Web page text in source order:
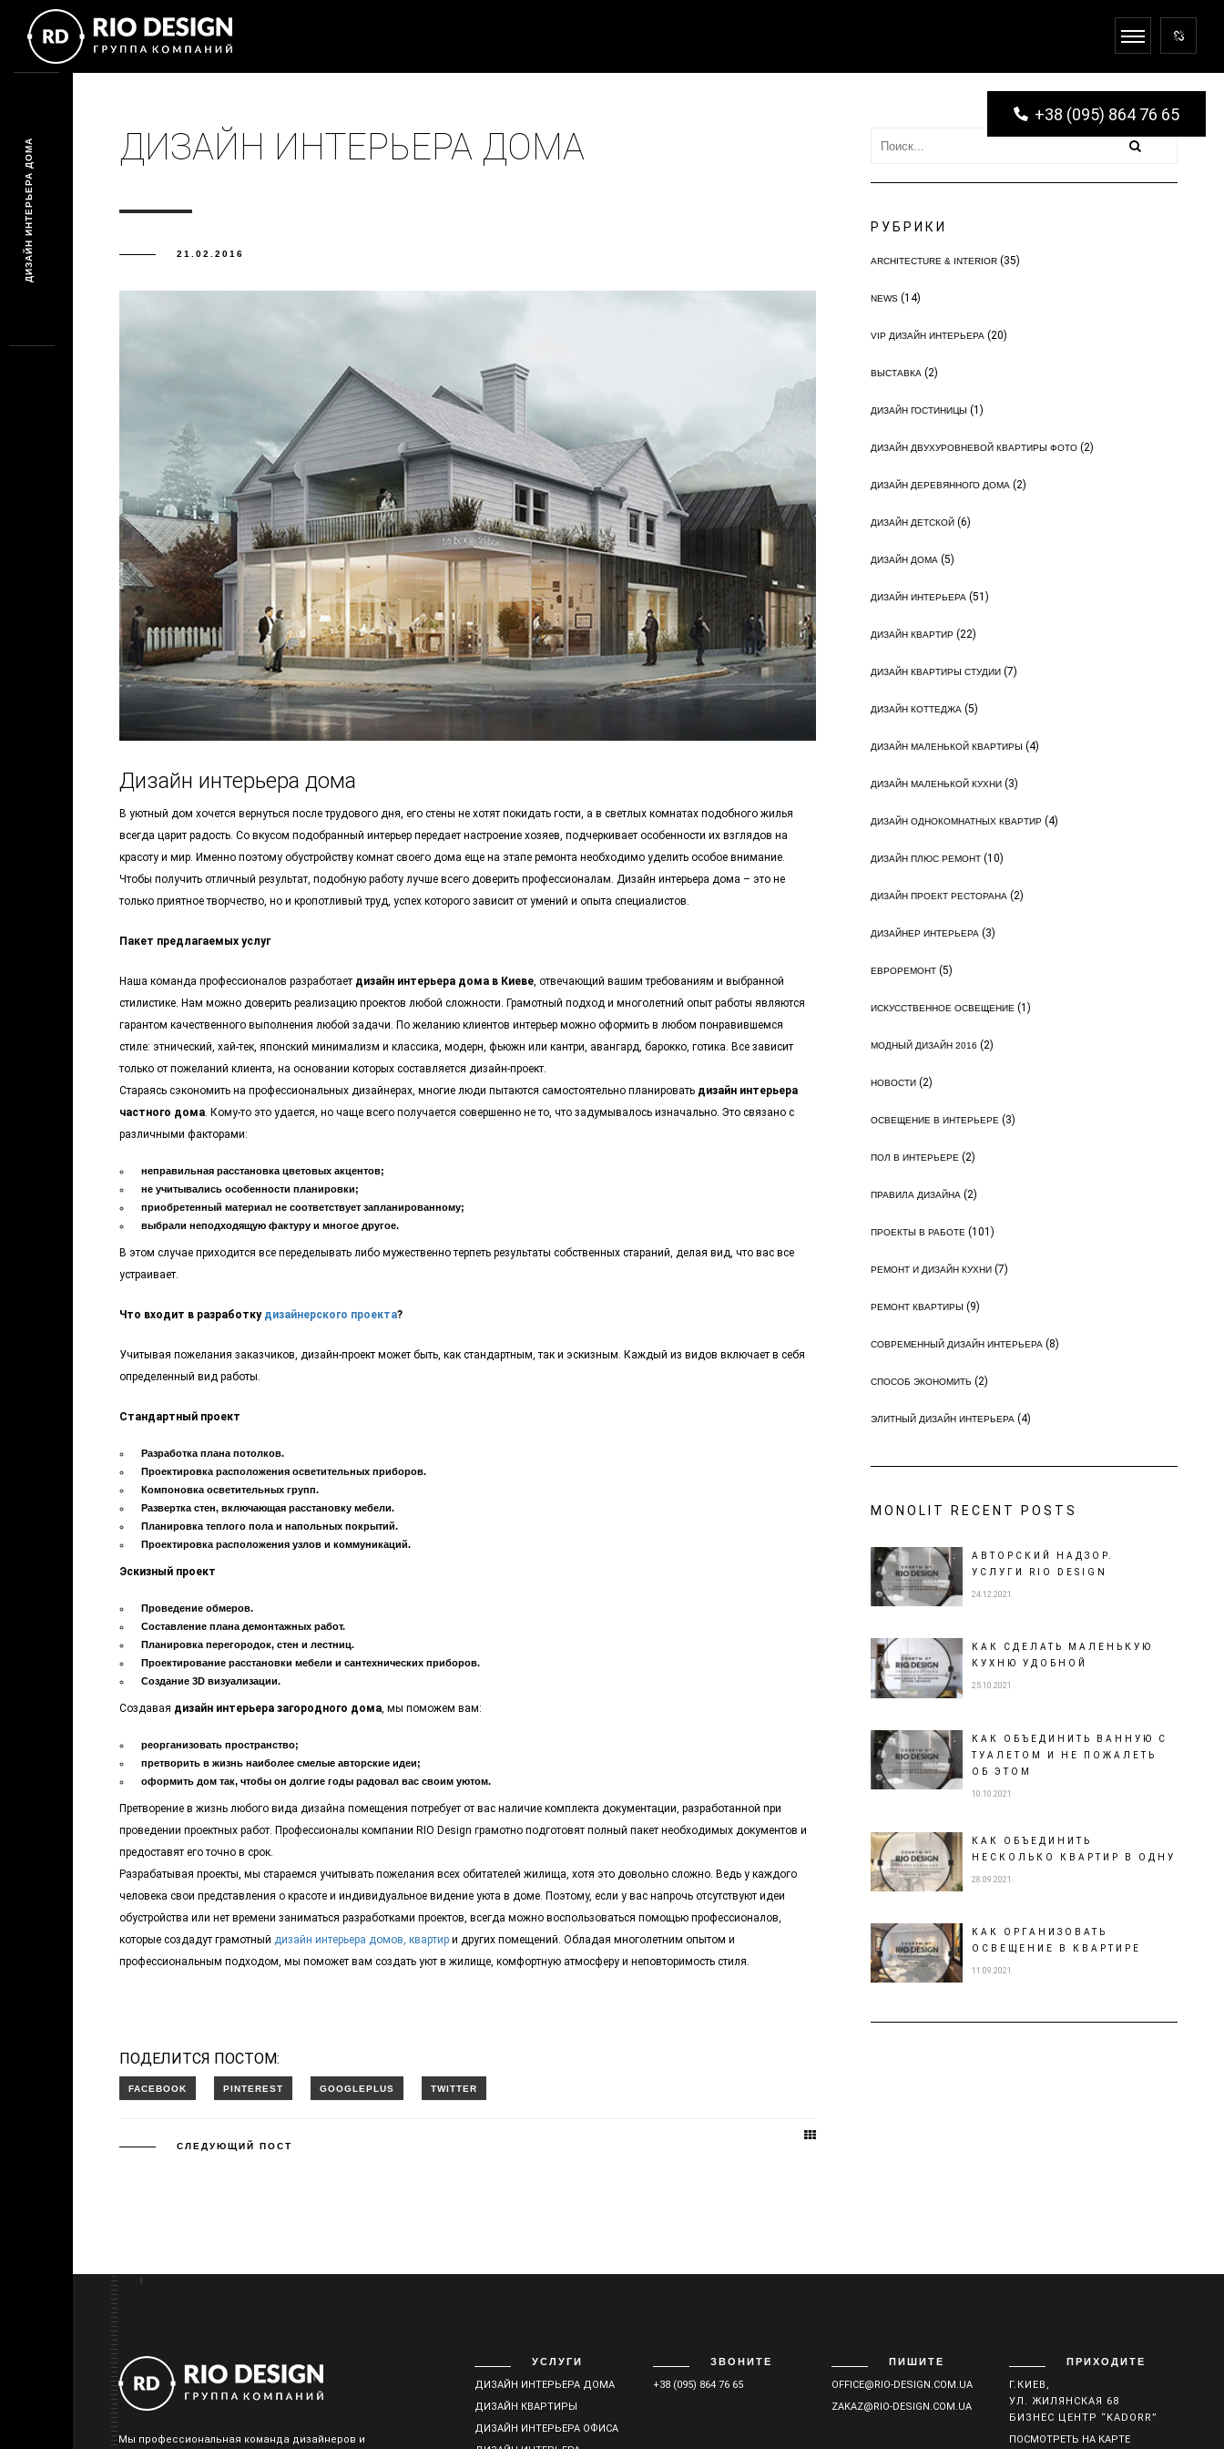
+38 (095) 864 76 65
ДИЗАЙН ИНТЕРЬЕРА ДОМА
21.02.2016
Дизайн интерьера дома
В уютный дом хочется вернуться после трудового дня, его стены не хотят покидать гости, а в светлых комнатах подобного жилья
всегда царит радость. Со вкусом подобранный интерьер передает настроение хозяев, подчеркивает особенности их взглядов на
красоту и мир. Именно поэтому обустройству комнат своего дома еще на этапе ремонта необходимо уделить особое внимание.
Чтобы получить отличный результат, подобную работу лучше всего доверить профессионалам. Дизайн интерьера дома – это не
только приятное творчество, но и кропотливый труд, успех которого зависит от умений и опыта специалистов.
Пакет предлагаемых услуг
Наша команда профессионалов разработает дизайн интерьера дома в Киеве, отвечающий вашим требованиям и выбранной
стилистике. Нам можно доверить реализацию проектов любой сложности. Грамотный подход и многолетний опыт работы являются
гарантом качественного выполнения любой задачи. По желанию клиентов интерьер можно оформить в любом понравившемся
стиле: этнический, хай-тек, японский минимализм и классика, модерн, фьюжн или кантри, авангард, барокко, готика. Все зависит
только от пожеланий клиента, на основании которых составляется дизайн-проект.
Стараясь сэкономить на профессиональных дизайнерах, многие люди пытаются самостоятельно планировать дизайн интерьера
частного дома. Кому-то это удается, но чаще всего получается совершенно не то, что задумывалось изначально. Это связано с
различными факторами:
неправильная расстановка цветовых акцентов;
не учитывались особенности планировки;
приобретенный материал не соответствует запланированному;
выбрали неподходящую фактуру и многое другое.
В этом случае приходится все переделывать либо мужественно терпеть результаты собственных стараний, делая вид, что вас все
устраивает.
Что входит в разработку дизайнерского проекта?
Учитывая пожелания заказчиков, дизайн-проект может быть, как стандартным, так и эскизным. Каждый из видов включает в себя
определенный вид работы.
Стандартный проект
Разработка плана потолков.
Проектировка расположения осветительных приборов.
Компоновка осветительных групп.
Развертка стен, включающая расстановку мебели.
Планировка теплого пола и напольных покрытий.
Проектировка расположения узлов и коммуникаций.
Эскизный проект
Проведение обмеров.
Составление плана демонтажных работ.
Планировка перегородок, стен и лестниц.
Проектирование расстановки мебели и сантехнических приборов.
Создание 3D визуализации.
Создавая дизайн интерьера загородного дома, мы поможем вам:
реорганизовать пространство;
претворить в жизнь наиболее смелые авторские идеи;
оформить дом так, чтобы он долгие годы радовал вас своим уютом.
Претворение в жизнь любого вида дизайна помещения потребует от вас наличие комплекта документации, разработанной при
проведении проектных работ. Профессионалы компании RIO Design грамотно подготовят полный пакет необходимых документов и
предоставят его точно в срок.
Разрабатывая проекты, мы стараемся учитывать пожелания всех обитателей жилища, хотя это довольно сложно. Ведь у каждого
человека свои представления о красоте и индивидуальное видение уюта в доме. Поэтому, если у вас напрочь отсутствуют идеи
обустройства или нет времени заниматься разработками проектов, всегда можно воспользоваться помощью профессионалов,
которые создадут грамотный дизайн интерьера домов, квартири других помещений. Обладая многолетним опытом и
профессиональным подходом, мы поможет вам создать уют в жилище, комфортную атмосферу и неповторимость стиля.
ПОДЕЛИТСЯ ПОСТОМ:
СЛЕДУЮЩИЙ ПОСТ
РУБРИКИ
ARCHITECTURE & INTERIOR(35)
NEWS(14)
VIP ДИЗАЙН ИНТЕРЬЕРА(20)
ВЫСТАВКА(2)
ДИЗАЙН ГОСТИНИЦЫ (1)
ДИЗАЙН ДВУХУРОВНЕВОЙ КВАРТИРЫ ФОТО(2)
ДИЗАЙН ДЕРЕВЯННОГО ДОМА(2)
ДИЗАЙН ДЕТСКОЙ(6)
ДИЗАЙН ДОМА(5)
ДИЗАЙН ИНТЕРЬЕРА(51)
ДИЗАЙН КВАРТИР(22)
ДИЗАЙН КВАРТИРЫ СТУДИИ(7)
ДИЗАЙН КОТТЕДЖА(5)
ДИЗАЙН МАЛЕНЬКОЙ КВАРТИРЫ (4)
ДИЗАЙН МАЛЕНЬКОЙ КУХНИ(3)
ДИЗАЙН ОДНОКОМНАТНЫХ КВАРТИР(4)
ДИЗАЙН ПЛЮС РЕМОНТ(10)
ДИЗАЙН ПРОЕКТ РЕСТОРАНА(2)
ДИЗАЙНЕР ИНТЕРЬЕРА(3)
ЕВРОРЕМОНТ(5)
ИСКУССТВЕННОЕ ОСВЕЩЕНИЕ(1)
МОДНЫЙ ДИЗАЙН 2016 (2)
НОВОСТИ(2)
ОСВЕЩЕНИЕ В ИНТЕРЬЕРЕ(3)
ПОЛ В ИНТЕРЬЕРЕ(2)
ПРАВИЛА ДИЗАЙНА(2)
ПРОЕКТЫ В РАБОТЕ(101)
РЕМОНТ И ДИЗАЙН КУХНИ(7)
РЕМОНТ КВАРТИРЫ (9)
СОВРЕМЕННЫЙ ДИЗАЙН ИНТЕРЬЕРА(8)
СПОСОБ ЭКОНОМИТЬ (2)
ЭЛИТНЫЙ ДИЗАЙН ИНТЕРЬЕРА(4)
MONOLIT RECENT POSTS
АВТОРСКИЙ НАДЗОР.
УСЛУГИ RIO DESIGN
24.12.2021
КАК СДЕЛАТЬ МАЛЕНЬКУЮ
КУХНЮ УДОБНОЙ
25.10.2021
КАК ОБЪЕДИНИТЬ ВАННУЮ С
ТУАЛЕТОМ И НЕ ПОЖАЛЕТЬ
ОБ ЭТОМ
10.10.2021
КАК ОБЪЕДИНИТЬ
НЕСКОЛЬКО КВАРТИР В ОДНУ
28.09.2021
КАК ОРГАНИЗОВАТЬ
ОСВЕЩЕНИЕ В КВАРТИРЕ
11.09.2021
Мы профессиональная команда дизайнеров и
УСЛУГИ
ДИЗАЙН ИНТЕРЬЕРА ДОМА
ДИЗАЙН КВАРТИРЫ
ДИЗАЙН ИНТЕРЬЕРА ОФИСА
ЗВОНИТЕ
+38 (095) 864 76 65
ПИШИТЕ
OFFICE@RIO-DESIGN.COM.UA
ZAKAZ@RIO-DESIGN.COM.UA
ПРИХОДИТЕ
Г.КИЕВ,
УЛ. ЖИЛЯНСКАЯ 68
БИЗНЕС ЦЕНТР “KADORR”
ПОСМОТРЕТЬ НА КАРТЕ
ДИЗАЙН ИНТЕРЬЕРА ДОМА